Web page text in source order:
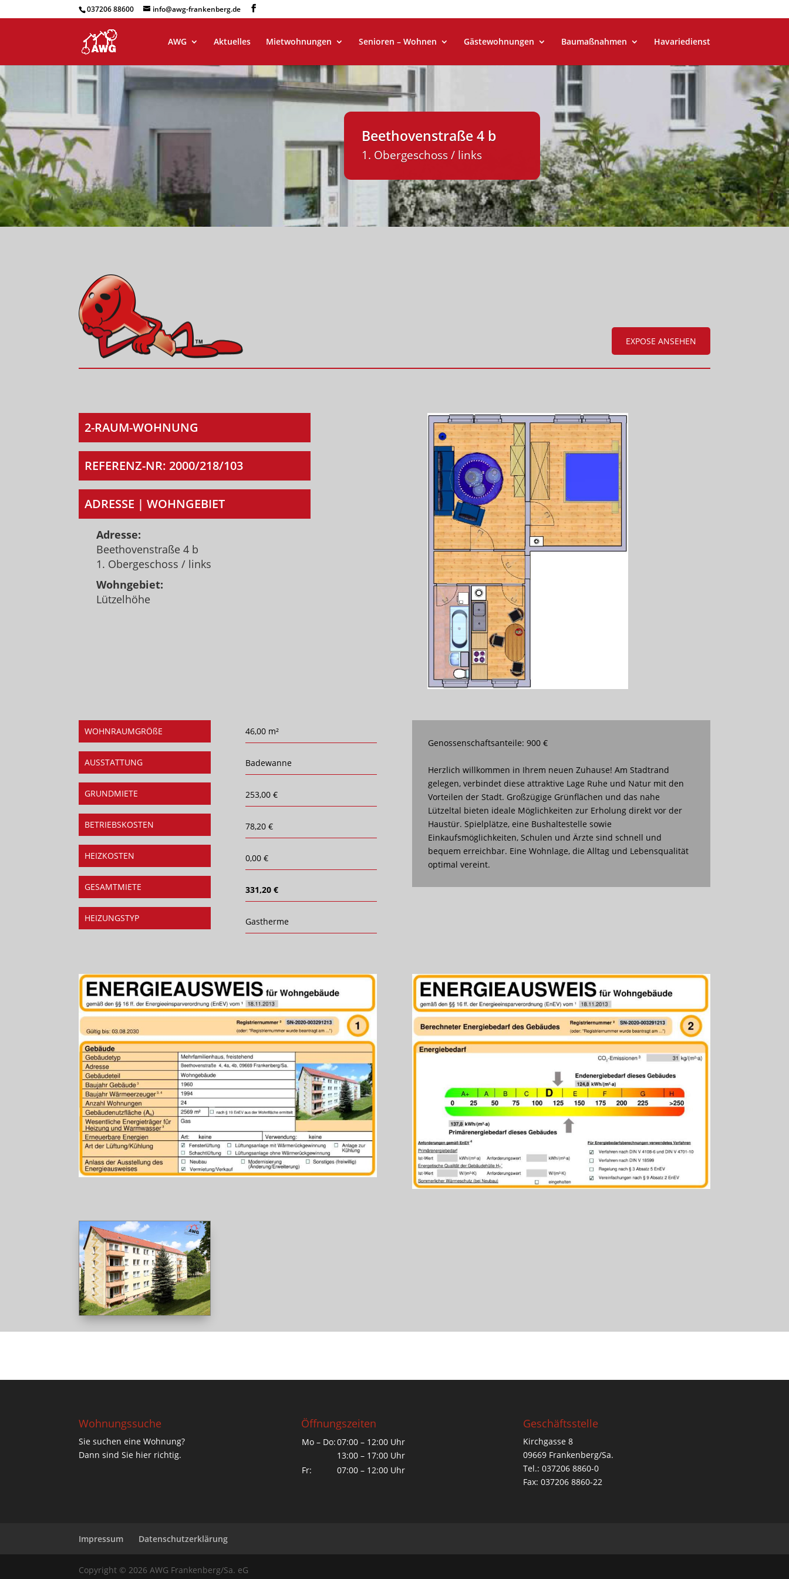
037206 88600 info@awg-frankenberg.de
AWG Aktuelles Mietwohnungen Senioren – Wohnen Gästewohnungen Baumaßnahmen Havariedienst
Beethovenstraße 4 b
1. Obergeschoss / links
EXPOSE ANSEHEN
2-RAUM-WOHNUNG
REFERENZ-NR: 2000/218/103
ADRESSE | WOHNGEBIET
Adresse:
Beethovenstraße 4 b
1. Obergeschoss / links
Wohngebiet:
Lützelhöhe
WOHNRAUMGRÖßE
AUSSTATTUNG
GRUNDMIETE
BETRIEBSKOSTEN
HEIZKOSTEN
GESAMTMIETE
HEIZUNGSTYP
46,00 m²
Badewanne
253,00 €
78,20 €
0,00 €
331,20 €
Gastherme
Genossenschaftsanteile: 900 €
Herzlich willkommen in Ihrem neuen Zuhause! Am Stadtrand
gelegen, verbindet diese attraktive Lage Ruhe und Natur mit den
Vorteilen der Stadt. Großzügige Grünflächen und das nahe
Lützeltal bieten ideale Möglichkeiten zur Erholung direkt vor der
Haustür. Spielplätze, eine Bushaltestelle sowie
Einkaufsmöglichkeiten, Schulen und Ärzte sind schnell und
bequem erreichbar. Eine Wohnlage, die Alltag und Lebensqualität
optimal vereint.
Wohnungssuche
Sie suchen eine Wohnung?
Dann sind Sie hier richtig.
Öffnungszeiten
Mo – Do:07:00 – 12:00 Uhr
13:00 – 17:00 Uhr
Fr:
07:00 – 12:00 Uhr
Geschäftsstelle
Kirchgasse 8
09669 Frankenberg/Sa.
Tel.: 037206 8860-0
Fax: 037206 8860-22
Impressum Datenschutzerklärung
Copyright © 2026 AWG Frankenberg/Sa. eG